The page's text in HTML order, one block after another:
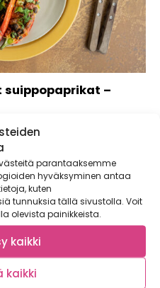
parantaaksemme
hyväksyminen antaa
kuten
tunnuksia tällä sivustolla. Voit
olevista painikkeista.
kaikki
kaikki
–
mistä valita – sesongissa
kaalit ja...